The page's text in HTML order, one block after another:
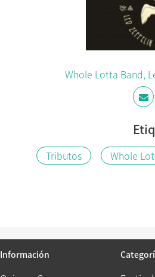
Whole Lotta Band,
Tributos Whole
Información